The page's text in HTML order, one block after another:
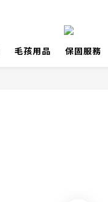
毛孩用品 保固服務